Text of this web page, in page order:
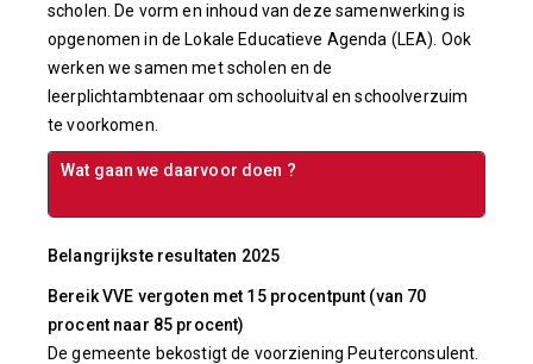
scholen. De vorm en inhoud van deze samenwerking is
opgenomen in de Lokale Educatieve Agenda (LEA). Ook
werken we samen met scholen en de
leerplichtambtenaar om schooluitval en schoolverzuim
te voorkomen.
Wat gaan we daarvoor doen ?
Belangrijkste resultaten 2025
Bereik VVE vergoten met 15 procentpunt (van 70
procent naar 85 procent)
De gemeente bekostigt de voorziening Peuterconsulent.